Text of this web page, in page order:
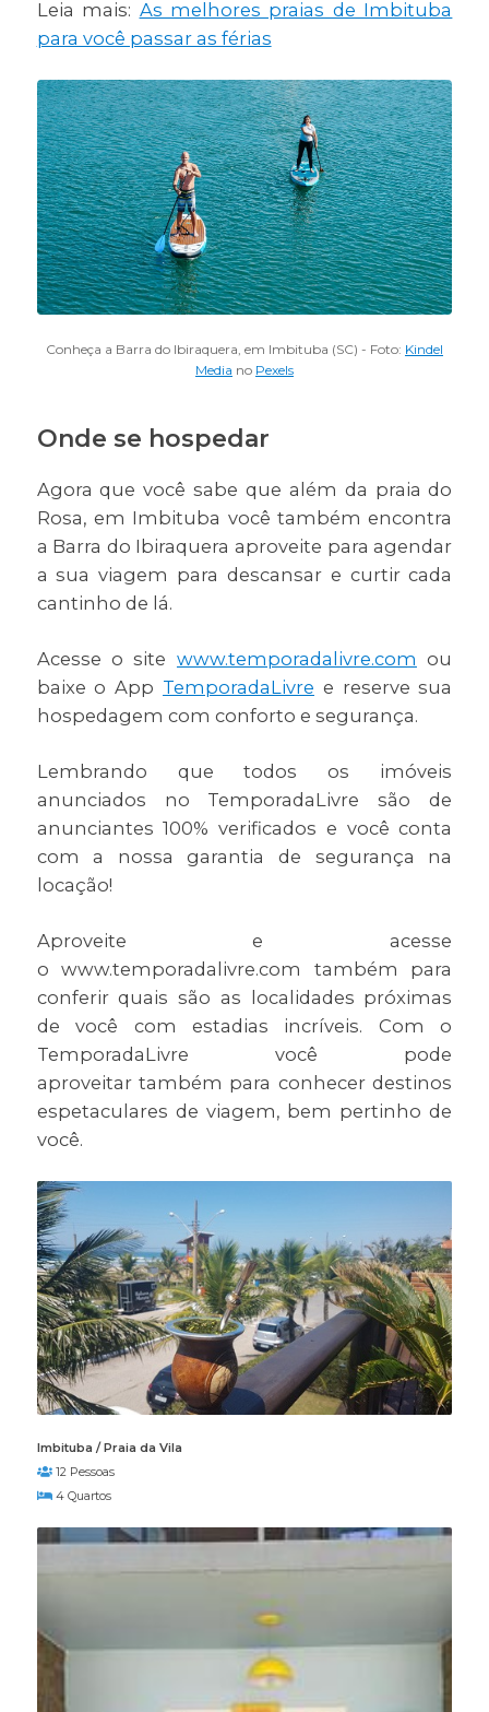
Leia mais: As melhores praias de Imbituba
para você passar as férias
Conheça a Barra do Ibiraquera, em Imbituba (SC) - Foto: Kindel
Media no Pexels
Onde se hospedar
Agora que você sabe que além da praia do
Rosa, em Imbituba você também encontra
a Barra do Ibiraquera aproveite para agendar
a sua viagem para descansar e curtir cada
cantinho de lá.
Acesse o site www.temporadalivre.com ou
baixe o App TemporadaLivre e reserve sua
hospedagem com conforto e segurança.
Lembrando que todos os imóveis
anunciados no TemporadaLivre são de
anunciantes 100% verificados e você conta
com a nossa garantia de segurança na
locação!
Aproveite e acesse
o www.temporadalivre.com também para
conferir quais são as localidades próximas
de você com estadias incríveis. Com o
TemporadaLivre você pode
aproveitar também para conhecer destinos
espetaculares de viagem, bem pertinho de
você.
Imbituba / Praia da Vila
12 Pessoas
4 Quartos